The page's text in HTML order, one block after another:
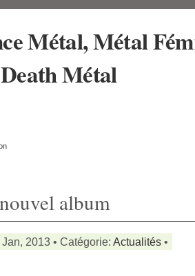
album
2013 • Catégorie: Actualités •